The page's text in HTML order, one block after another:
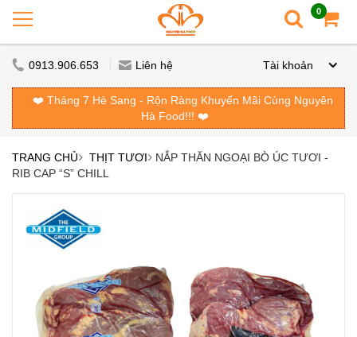
0
0913.906.653 Liên hệ Tài khoản
❤️ Tháng 7 Hè Sang - Rộn Ràng Khuyến Mãi Cùng Nguyên
Hà Food!!! ❤️
TRANG CHỦ THỊT TƯƠI
NẮP THĂN NGOẠI BÒ ÚC TƯƠI -
RIB CAP “S” CHILL